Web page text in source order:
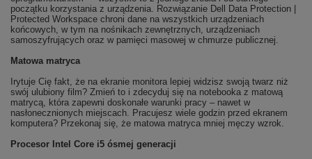
początku korzystania z urządzenia. Rozwiązanie Dell Data Protection |
Protected Workspace chroni dane na wszystkich urządzeniach
końcowych, w tym na nośnikach zewnętrznych, urządzeniach
samoszyfrujących oraz w pamięci masowej w chmurze publicznej.
Matowa matryca
Irytuje Cię fakt, że na ekranie monitora lepiej widzisz swoją twarz niż
swój ulubiony film? Zmień to i zdecyduj się na notebooka z matową
matrycą, która zapewni doskonałe warunki pracy – nawet w
nasłonecznionych miejscach. Pracujesz wiele godzin przed ekranem
komputera? Przekonaj się, że matowa matryca mniej męczy wzrok.
Procesor Intel Core i5 ósmej generacji